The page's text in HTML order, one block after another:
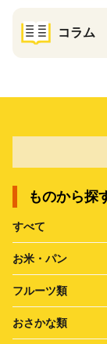
コラム
ものから探
すべて
お米・パン
フルーツ類
おさかな類